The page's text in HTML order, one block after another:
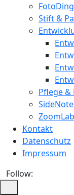
Stift &
Pflege
Kontakt
Datenschutz
Impressum
Follow: